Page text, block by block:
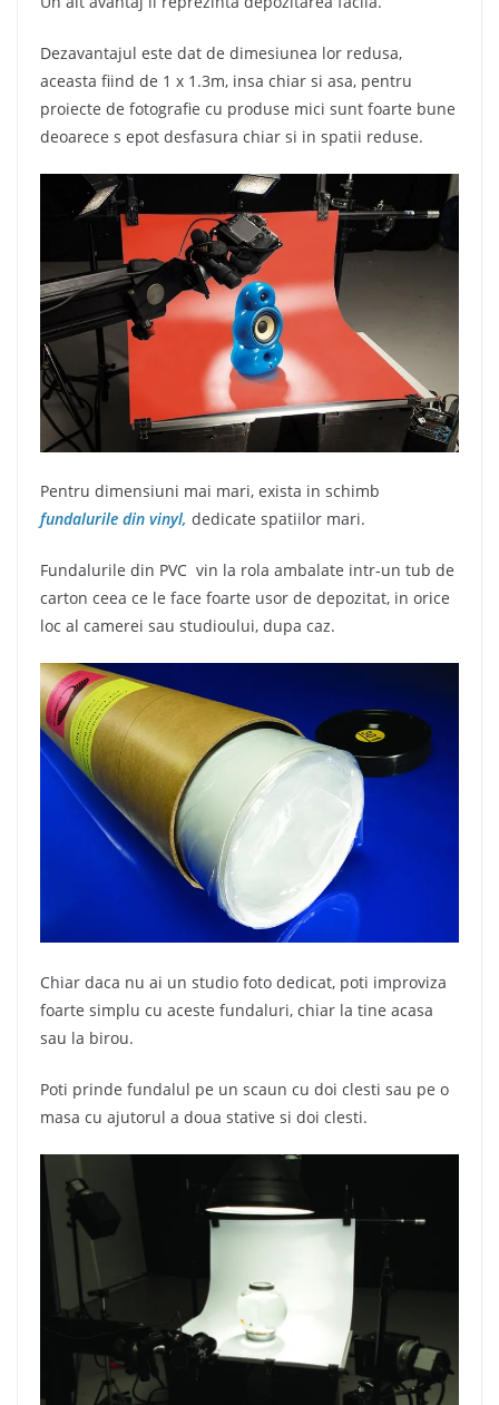
Dezavantajul este dat de dimesiunea lor redusa,
aceasta fiind de 1 x 1.3m, insa chiar si asa, pentru
proiecte de fotografie cu produse mici sunt foarte bune
deoarece s epot desfasura chiar si in spatii reduse.
Pentru dimensiuni mai mari, exista in schimb
fundalurile din vinyl, dedicate spatiilor mari.
Fundalurile din PVC vin la rola ambalate intr-un tub de
carton ceea ce le face foarte usor de depozitat, in orice
loc al camerei sau studioului, dupa caz.
Chiar daca nu ai un studio foto dedicat, poti improviza
foarte simplu cu aceste fundaluri, chiar la tine acasa
sau la birou.
Poti prinde fundalul pe un scaun cu doi clesti sau pe o
masa cu ajutorul a doua stative si doi clesti.